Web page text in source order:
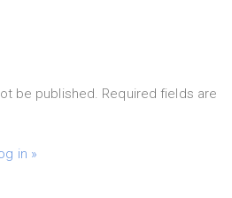
be published. Required fields are
in »